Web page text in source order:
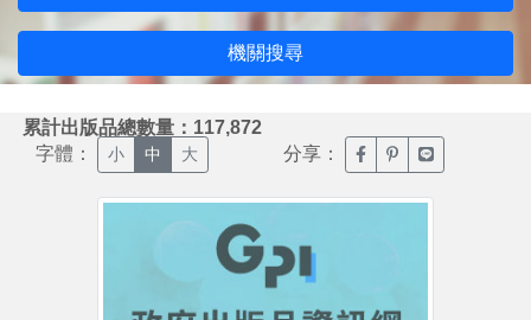
機關搜尋
累計出版品總數量：117,872
字體： 小 中 大 分享： 臉書分享(另開新視窗)
噗浪分享(另開新
Line分享(另